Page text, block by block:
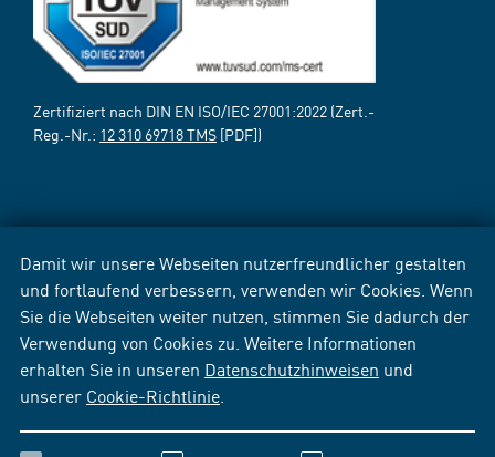
Damit wir unsere Webseiten nutzerfreundlicher gestalten
und fortlaufend verbessern, verwenden wir Cookies. Wenn
Sie die Webseiten weiter nutzen, stimmen Sie dadurch der
Verwendung von Cookies zu. Weitere Informationen
erhalten Sie in unseren Datenschutzhinweisen und
unserer Cookie-Richtlinie
Zertifiziert nach DIN EN ISO/IEC 27001:2022 (Zert.-
Reg.-Nr.: 12 310 69718 TMS [PDF])